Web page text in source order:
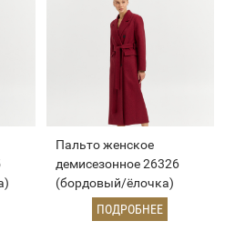
Пальто женское
демисезонное 26326
(бордовый/ёлочка)
ПОДРОБНЕЕ